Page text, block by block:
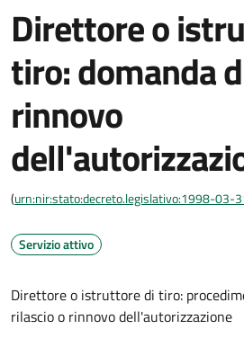
Direttore o
tiro: domanda
rinnovo
(urn:nir:stato:decreto.legislativo:1998-03-
Servizio attivo
Direttore o istruttore di tiro:
rilascio o rinnovo dell'autorizzazione